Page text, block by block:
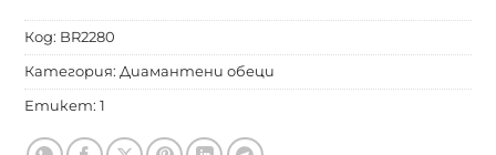
Код: BR2280
Категория: Диамантени обеци
Етикет:1